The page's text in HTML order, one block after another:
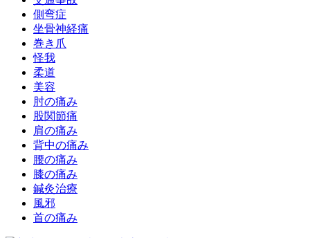
側弯症
坐骨神経痛
巻き爪
怪我
柔道
美容
肘の痛み
股関節痛
肩の痛み
背中の痛み
腰の痛み
膝の痛み
鍼灸治療
風邪
首の痛み